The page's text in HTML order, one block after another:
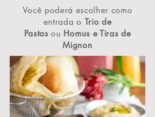
Você poderá escolher como
entrada o Trio de
Pastas ou Homus e Tiras de
Mignon